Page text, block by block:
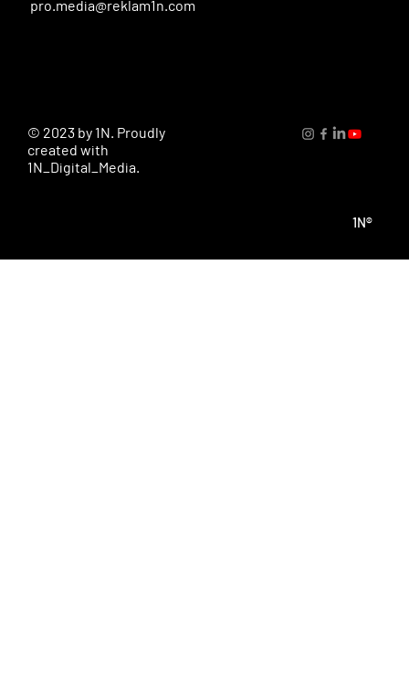
pro.media@reklam1n.com
1N®
© 2023 by 1N. Proudly
created with
1N_Digital_Media.